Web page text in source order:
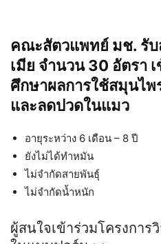
คณะสัตวแพทย์ มช. รับ
เมีย จำนวน 30 อัตรา
ศึกษาผลการใช้สมุนไพ
และลดปวดในแมว
อายุระหว่าง 6 เดือน – 8 ปี
ยังไม่ได้ทำหมัน
ไม่จำกัดสายพันธุ์
ไม่จำกัดน้ำหนัก
ผู้สนใจเข้าร่วมโครงการ